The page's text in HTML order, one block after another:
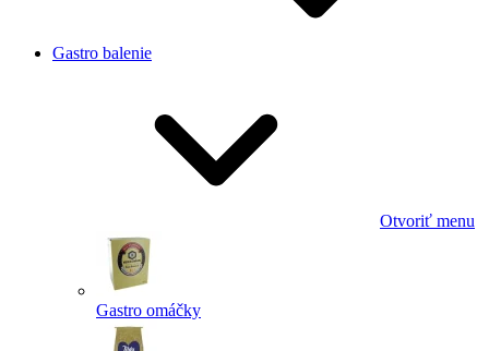
Gastro balenie
Otvoriť menu
Gastro omáčky